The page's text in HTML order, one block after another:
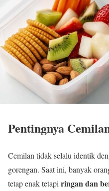
Pentingnya
Cemilan tidak selalu identik
gorengan. Saat ini, banyak
tetap enak tetapiringan dan